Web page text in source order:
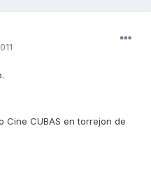
CUBAS en torrejon de